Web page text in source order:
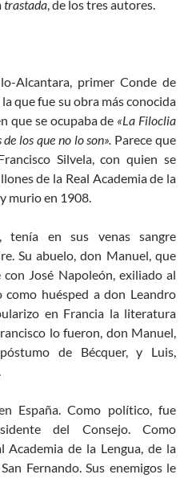
trastada , de los tres autores.
Alcantara, primer Conde de
que fue su obra más conocida
que se ocupaba de «La Filoclia
los que no lo son». Parece que
Silvela, con quien se
de la Real Academia de la
murio en 1908.
tenía en sus venas sangre
Su abuelo, don Manuel, que
José Napoleón, exiliado al
huésped a don Leandro
en Francia la literatura
lo fueron, don Manuel,
de Bécquer, y Luis,
España. Como político, fue
del Consejo. Como
Academia de la Lengua, de la
Fernando. Sus enemigos le